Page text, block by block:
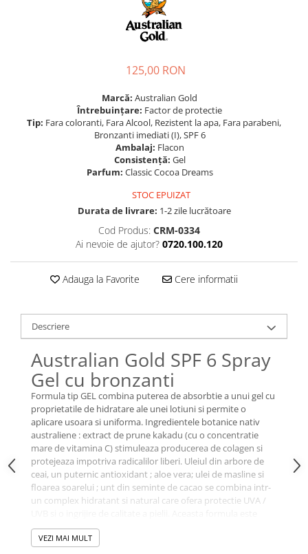
125,00 RON
Marcă: Australian Gold
Întrebuințare: Factor de protectie
Tip: Fara coloranti, Fara Alcool, Rezistent la apa, Fara parabeni,
Bronzanti imediati (I), SPF 6
Ambalaj: Flacon
Consistență: Gel
Parfum: Classic Cocoa Dreams
STOC EPUIZAT
Durata de livrare: 1-2 zile lucrătoare
Cod Produs: CRM-0334
Ai nevoie de ajutor? 0720.100.120
Adauga la Favorite Cere informatii
Descriere
Australian Gold SPF 6 Spray
Gel cu bronzanti
Formula tip GEL combina puterea de absorbtie a unui gel cu
proprietatile de hidratare ale unei lotiuni si permite o
aplicare usoara si uniforma. Ingredientele botanice nativ
australiene : extract de prune kakadu (cu o concentratie
mare de vitamina C) stimuleaza producerea de colagen si
protejeaza impotriva radicalilor liberi. Uleiul din arbore de
ceai, un puternic antioxidant ; aloe vera; ulei de masline si
floarea soarelui ; unt din seminte de cacao se combina intr-
un complex hidratant si natural care ofera protectie UVA /
imbogatita cu un extract de caramel care accelereaza
bronzarea.
VEZI MAI MULT